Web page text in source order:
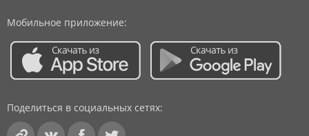
Мобильное приложение:
Поделиться в социальных сетях: